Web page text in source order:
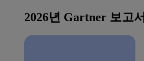
2026년 Gartner 보고서